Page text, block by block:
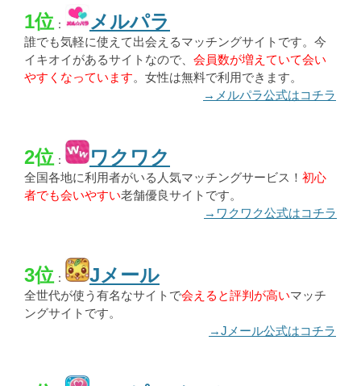
1位 ： メルパラ
誰でも気軽に使えて出会えるマッチングサイトです。今
イキオイがあるサイトなので、 会員数が増えていて会い
やすくなっています。女性は無料で利用できます。
→メルパラ公式はコチラ
2位 ： ワクワク
全国各地に利用者がいる人気マッチングサービス！ 初心
者でも会いやすい老舗優良サイトです。
→ワクワク公式はコチラ
3位 ： Jメール
全世代が使う有名なサイトで会えると評判が高いマッチ
ングサイトです。
→Jメール公式はコチラ